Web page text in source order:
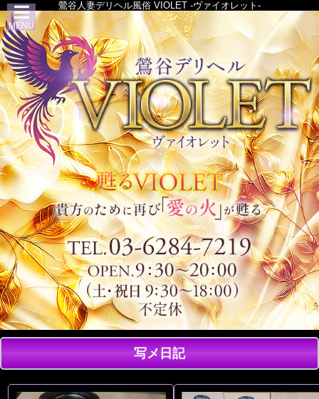
鶯谷人妻デリヘル風俗 VIOLET -ヴァイオレット-
写メ日記
MENU